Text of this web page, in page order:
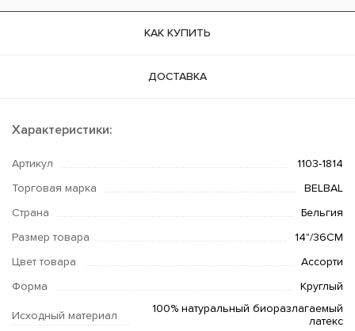
КАК КУПИТЬ
ДОСТАВКА
Характеристики:
Артикул 1103-1814
Торговая марка BELBAL
Страна Бельгия
Размер товара 14"/36СМ
Цвет товара Ассорти
Форма Круглый
Исходный материал
100% натуральный биоразлагаемый
латекс